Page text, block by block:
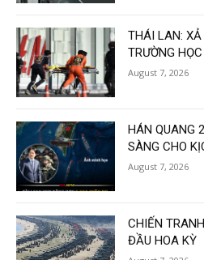
THÁI LAN: XẢ
TRƯỜNG HỌC
August 7, 2026
HÁN QUANG
SÀNG CHO
August 7, 2026
CHIẾN
ĐẦU HOA KỲ